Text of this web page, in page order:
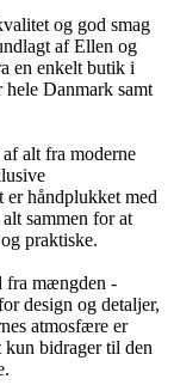
og god smag
af Ellen og
en enkelt butik i
Danmark samt
alt fra moderne
er håndplukket med
sammen for at
praktiske.
fra mængden -
design og detaljer,
atmosfære er
kun bidrager til den